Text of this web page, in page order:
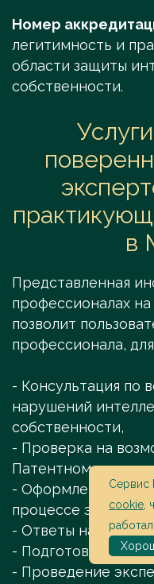
Номер
легитимность и
области защиты
собственности.
в
Представленная
профессионалах
позволит
профессионала,
- Консультация по
нарушений
собственности,
- Проверка на
Патентном
- Оформление
процессе
- Ответы на
- Подготовка
- Проведение
Сервис
cookie